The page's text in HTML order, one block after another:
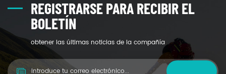
REGISTRARSE PARA RECIBIR EL
BOLETÍN
obtener las últimas noticias de la compañía